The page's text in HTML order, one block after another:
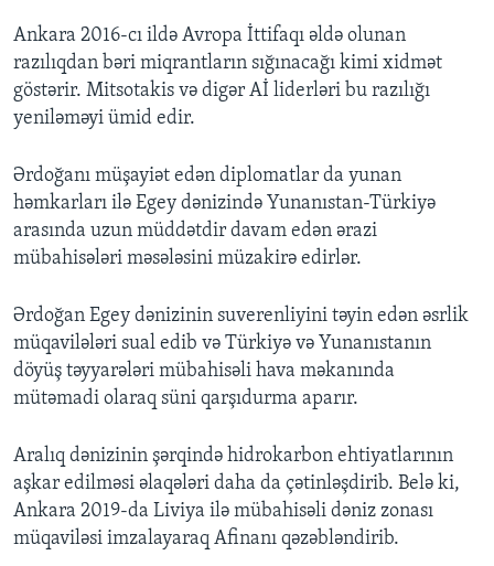
Ankara 2016-cı ildə Avropa İttifaqı əldə olunan
razılıqdan bəri miqrantların sığınacağı kimi xidmət
göstərir. Mitsotakis və digər Aİ liderləri bu razılığı
yeniləməyi ümid edir.
Ərdoğanı müşayiət edən diplomatlar da yunan
həmkarları ilə Egey dənizində Yunanıstan-Türkiyə
arasında uzun müddətdir davam edən ərazi
mübahisələri məsələsini müzakirə edirlər.
Ərdoğan Egey dənizinin suverenliyini təyin edən əsrlik
müqavilələri sual edib və Türkiyə və Yunanıstanın
döyüş təyyarələri mübahisəli hava məkanında
mütəmadi olaraq süni qarşıdurma aparır.
Aralıq dənizinin şərqində hidrokarbon ehtiyatlarının
aşkar edilməsi əlaqələri daha da çətinləşdirib. Belə ki,
Ankara 2019-da Liviya ilə mübahisəli dəniz zonası
müqaviləsi imzalayaraq Afinanı qəzəbləndirib.